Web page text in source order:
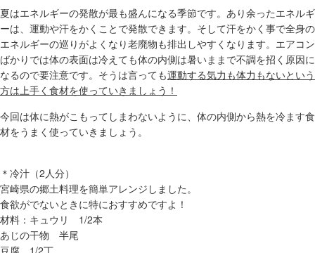
夏はエネルギーの発散が最も盛んになる季節です。あり余ったエネルギ
ーは、運動や汗をかくことで発散できます。そして汗をかく事で全身の
エネルギーの巡りがよくなり老廃物も排出しやすくなります。エアコン
ばかりでは体の表面は冷えても体の内側は暑いままで不調を招く原因に
なるので要注意です。そうは言っても運動する気力も体力もないという
方は上手く食材を使っていきましょう！
今回は体に熱がこもってしまわないように、体の内側から熱を冷ます食
材をうまく使っていきましょう。
＊冷汁（2人分）
宮崎県の郷土料理を簡単アレンジしました。
食欲がでないときに特におすすめですよ！
材料：キュウリ 1/2本
あじの干物 半尾